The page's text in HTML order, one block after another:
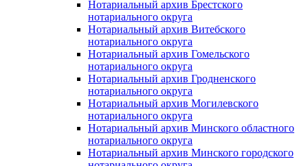
Нотариальный архив Брестского
нотариального округа
Нотариальный архив Витебского
нотариального округа
Нотариальный архив Гомельского
нотариального округа
Нотариальный архив Гродненского
нотариального округа
Нотариальный архив Могилевского
нотариального округа
Нотариальный архив Минского областного
нотариального округа
Нотариальный архив Минского городского